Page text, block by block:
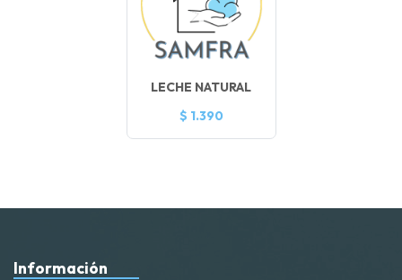
LECHE NATURAL
$ 1.390
Información